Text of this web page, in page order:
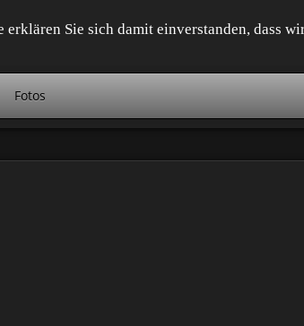
Sie sich damit einverstanden, dass
Fotos